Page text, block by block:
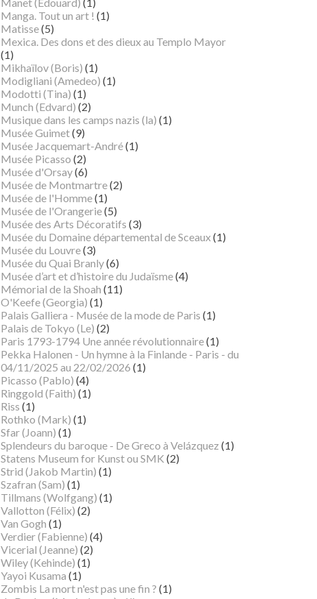
Manga. Tout un art ! (1)
Matisse(5)
Mexica. Des dons et des dieux au Templo Mayor
(1)
Mikhaïlov (Boris) (1)
Modigliani (Amedeo) (1)
Modotti (Tina) (1)
Munch (Edvard) (2)
Musique dans les camps nazis (la) (1)
Musée Guimet(9)
Musée Jacquemart-André(1)
Musée Picasso (2)
Musée d'Orsay(6)
Musée de Montmartre(2)
Musée de l'Homme(1)
Musée de l'Orangerie(5)
Musée des Arts Décoratifs (3)
Musée du Domaine départemental de Sceaux(1)
Musée du Louvre(3)
Musée du Quai Branly(6)
Musée d’art et d’histoire du Judaïsme(4)
Mémorial de la Shoah (11)
O'Keefe (Georgia) (1)
Palais Galliera - Musée de la mode de Paris (1)
Palais de Tokyo (Le) (2)
Paris 1793-1794 Une année révolutionnaire(1)
Pekka Halonen - Un hymne à la Finlande - Paris - du
04/11/2025 au 22/02/2026 (1)
Picasso (Pablo) (4)
Ringgold (Faith) (1)
Riss (1)
Rothko (Mark) (1)
Sfar (Joann) (1)
Splendeurs du baroque - De Greco à Velázquez (1)
Statens Museum for Kunst ou SMK (2)
Strid (Jakob Martin) (1)
Szafran (Sam) (1)
Tillmans (Wolfgang) (1)
Vallotton (Félix) (2)
Van Gogh (1)
Verdier (Fabienne) (4)
Vicerial (Jeanne) (2)
Wiley (Kehinde) (1)
Yayoi Kusama (1)
Zombis La mort n'est pas une fin ? (1)